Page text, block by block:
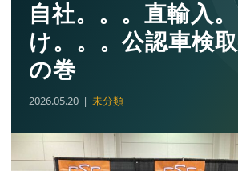
自社。。。直輸入
け。。。公認車検取
の巻
2026.05.20 未分類